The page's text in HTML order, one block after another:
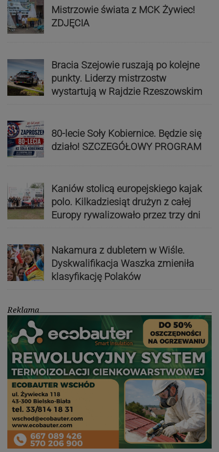
Mistrzowie świata z MCK Żywiec!
ZDJĘCIA
Bracia Szejowie ruszają po kolejne
punkty. Liderzy mistrzostw
wystartują w Rajdzie Rzeszowskim
80-lecie Soły Kobiernice. Będzie się
działo! SZCZEGÓŁOWY PROGRAM
Kaniów stolicą europejskiego kajak
polo. Kilkadziesiąt drużyn z całej
Europy rywalizowało przez trzy dni
Nakamura z dubletem w Wiśle.
Dyskwalifikacja Waszka zmieniła
klasyfikację Polaków
Reklama